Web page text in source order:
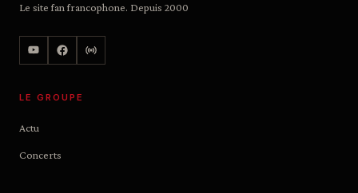
Le site fan francophone. Depuis 2000
LE GROUPE
Actu
Concerts